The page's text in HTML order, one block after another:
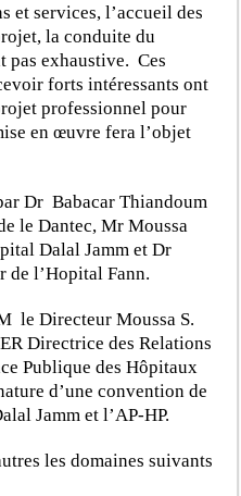
et services, l’accueil des
la conduite du
pas exhaustive. Ces
forts intéressants ont
professionnel pour
en œuvre fera l’objet
Dr Babacar Thiandoum
le Dantec, Mr Moussa
Dalal Jamm et Dr
de l’Hopital Fann.
le Directeur Moussa S.
Directrice des Relations
Publique des Hôpitaux
d’une convention de
Jamm et l’AP-HP.
les domaines suivants